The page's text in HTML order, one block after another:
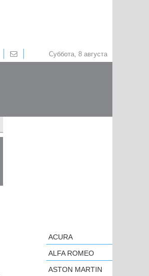
Суббота, 8 августа
ACURA
ALFA ROMEO
ASTON MARTIN